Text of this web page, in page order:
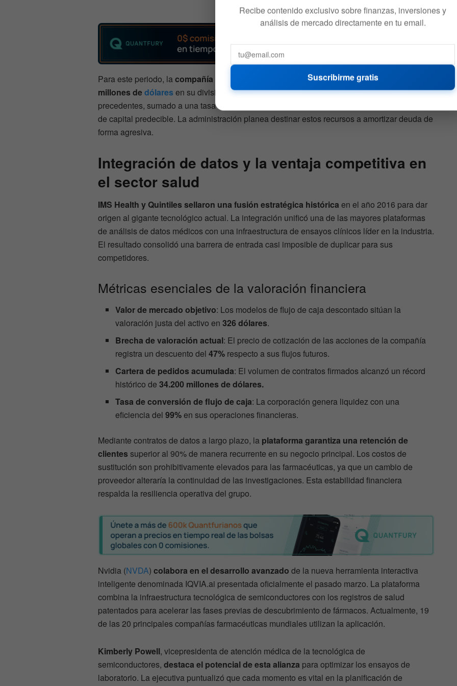
Para este periodo, lacompañía acumula un backlog contratado récordde
millones dedólares en su división de soluciones de desarrollo. Este volumen sin
precedentes, sumado a una tasa de conversión de efectivo cercana al
de capital predecible. La administración planea destinar estos recursos a amortizar deuda de
forma agresiva.
Integración de datos y la ventaja competitiva en
el sector salud
IMS Health y Quintiles sellaron una fusión estratégica histórica en el año 2016 para dar
origen al gigante tecnológico actual. La integración unificó una de las mayores plataformas
de análisis de datos médicos con una infraestructura de ensayos clínicos líder en la industria.
El resultado consolidó una barrera de entrada casi imposible de duplicar para sus
competidores.
Métricas esenciales de la valoración financiera
Valor de mercado objetivo: Los modelos de flujo de caja descontado sitúan la
valoración justa del activo en326 dólares.
Brecha de valoración actual: El precio de cotización de las acciones de la compañía
registra un descuento del47% respecto a sus flujos futuros.
Cartera de pedidos acumulada: El volumen de contratos firmados alcanzó un récord
histórico de34.200 millones de dólares.
Tasa de conversión de flujo de caja: La corporación genera liquidez con una
eficiencia del99%en sus operaciones financieras.
Mediante contratos de datos a largo plazo, la plataforma garantiza una retención de
clientes superior al 90% de manera recurrente en su negocio principal. Los costos de
sustitución son prohibitivamente elevados para las farmacéuticas, ya que un cambio de
proveedor alteraría la continuidad de las investigaciones. Esta estabilidad financiera
respalda la resiliencia operativa del grupo.
Nvidia (NVDA) colabora en el desarrollo avanzado de la nueva herramienta interactiva
inteligente denominada IQVIA.ai presentada oficialmente el pasado marzo. La plataforma
combina la infraestructura tecnológica de semiconductores con los registros de salud
patentados para acelerar las fases previas de descubrimiento de fármacos. Actualmente, 19
de las 20 principales compañías farmacéuticas mundiales utilizan la aplicación.
Kimberly Powell, vicepresidenta de atención médica de la tecnológica de
semiconductores, destaca el potencial de esta alianza para optimizar los ensayos de
laboratorio. La ejecutiva puntualizó que cada momento es vital en la planificación de
Recibe contenido exclusivo sobre finanzas, inversiones y
análisis de mercado directamente en tu email.
Suscribirme gratis